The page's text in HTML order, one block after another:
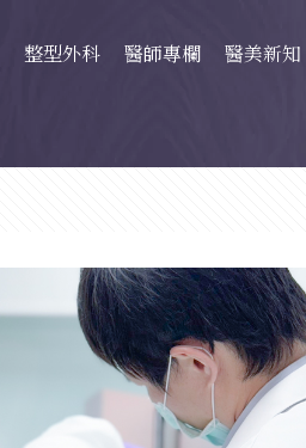
整型外科 醫師專欄 醫美新知